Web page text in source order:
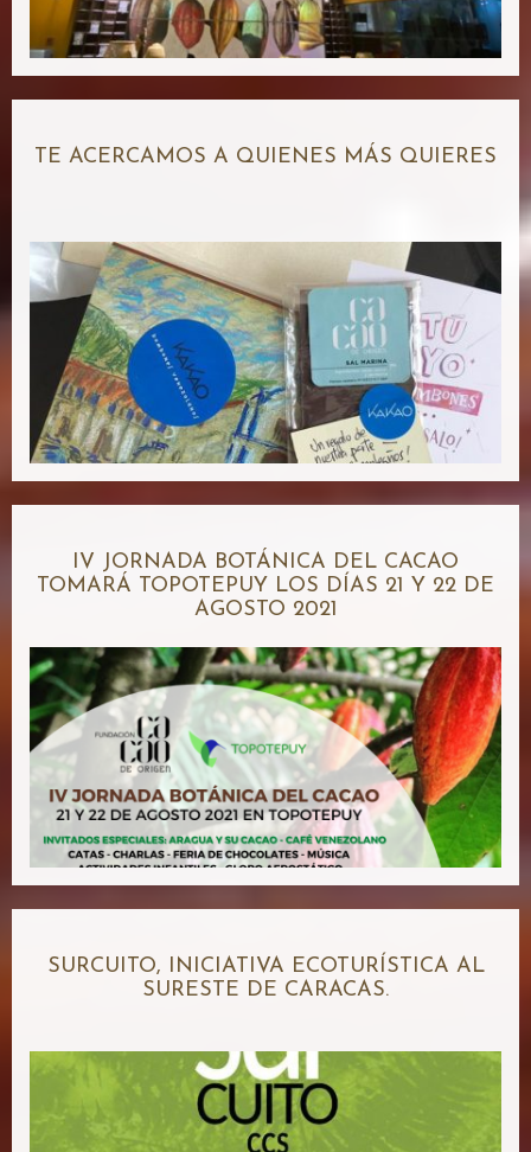
TE ACERCAMOS A QUIENES MÁS QUIERES
IV JORNADA BOTÁNICA DEL CACAO
TOMARÁ TOPOTEPUY LOS DÍAS 21 Y 22 DE
AGOSTO 2021
SURCUITO, INICIATIVA ECOTURÍSTICA AL
SURESTE DE CARACAS.